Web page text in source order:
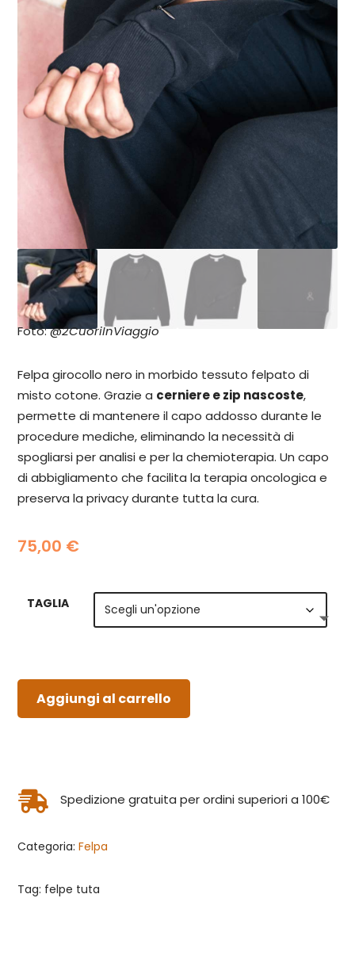
Foto: @2CuoriInViaggio
Felpa girocollo nero in morbido tessuto felpato di
misto cotone.Grazie a cerniere e zip nascoste,
permette di mantenere il capo addosso durante le
procedure mediche, eliminando la necessità di
spogliarsiper analisi e per la chemioterapia. Un capo
di abbigliamento che facilita la terapia oncologica e
preserva la privacy durante tutta la cura.
75,00 €
TAGLIA
Aggiungi al carrello
 Spedizione gratuita per ordini superiori a 100€
Categoria:Felpa
Tag: felpe tuta